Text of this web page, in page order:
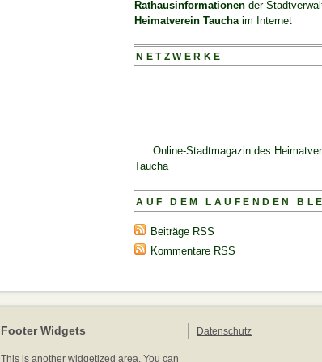
Rathausinformationen der
Heimatverein Tauchaim Internet
NETZWERKE
Online-Stadtmagazin des
Taucha
AUF DEM LAUFENDEN
Beiträge RSS
Kommentare RSS
Footer Widgets
This is another widgetized area. You can
Datenschutz